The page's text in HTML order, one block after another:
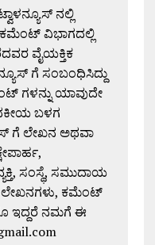
ನಲ್ಲಿ
ವಿಭಾಗದಲ್ಲಿ
ವೈಯಕ್ತಿಕ
ಗೆ ಸಂಬಂಧಿಸಿದ್ದು
ಗಳನ್ನು ಯಾವುದೇ
ಬಳಗ
ಗೆ ಲೇಖನ ಅಥವಾ
ಸಂಸ್ಥೆ, ಸಮುದಾಯ
ಲೇಖನಗಳು, ಕಮೆಂಟ್
ಇದ್ದರೆ ನಮಗೆ ಈ